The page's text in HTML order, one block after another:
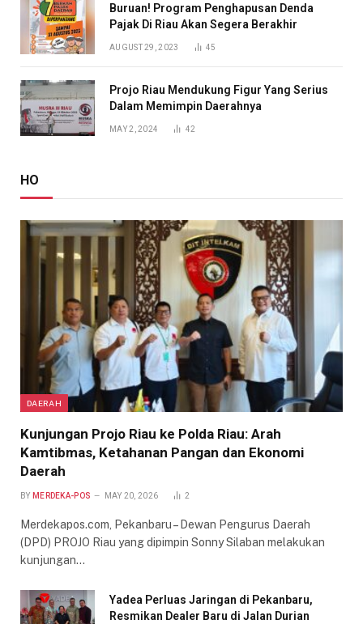
Buruan! Program Penghapusan Denda
Pajak Di Riau Akan Segera Berakhir
AUGUST 29, 2023 45
Projo Riau Mendukung Figur Yang Serius
Dalam Memimpin Daerahnya
MAY 2, 2024 42
HO
DAERAH
Kunjungan Projo Riau ke Polda Riau: Arah
Kamtibmas, Ketahanan Pangan dan Ekonomi
Daerah
BY MERDEKA-POS MAY 20, 2026 2
Merdekapos.com, Pekanbaru – Dewan Pengurus Daerah
(DPD) PROJO Riau yang dipimpin Sonny Silaban melakukan
kunjungan…
Yadea Perluas Jaringan di Pekanbaru,
Resmikan Dealer Baru di Jalan Durian